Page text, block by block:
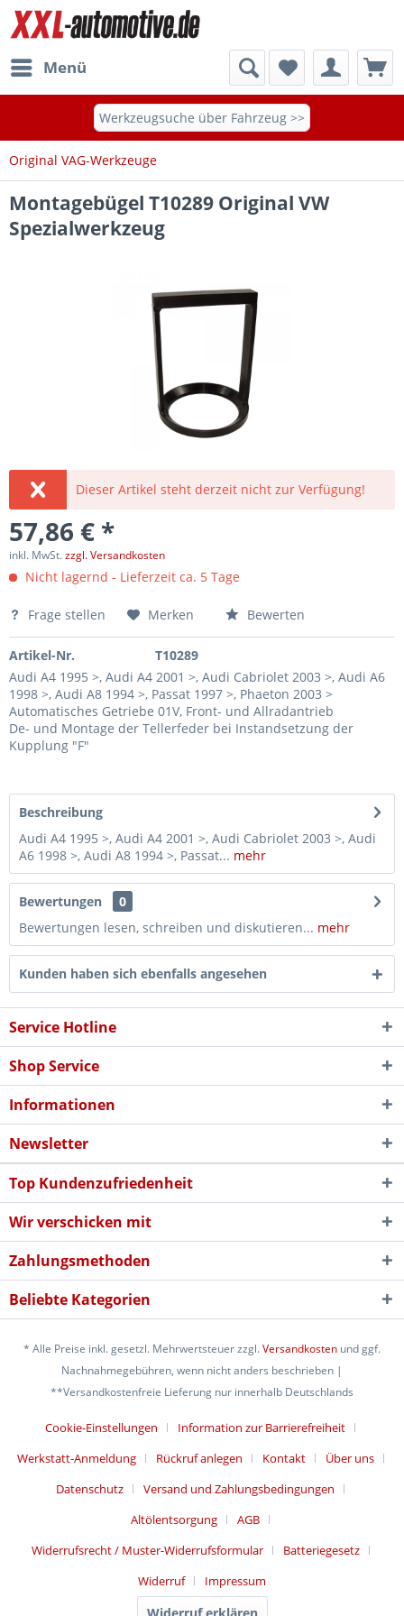
Menü
Werkzeugsuche über Fahrzeug >>
Original VAG-Werkzeuge
Montagebügel T10289 Original VW
Spezialwerkzeug
Dieser Artikel steht derzeit nicht zur Verfügung!
57,86 € *
inkl. MwSt.zzgl. Versandkosten
Nicht lagernd - Lieferzeit ca. 5 Tage
Frage stellen Merken Bewerten
Artikel-Nr.
T10289
Audi A4 1995 >, Audi A4 2001 >, Audi Cabriolet 2003 >, Audi A6
1998 >, Audi A8 1994 >, Passat 1997 >, Phaeton 2003 >
Automatisches Getriebe 01V, Front- und Allradantrieb
De- und Montage der Tellerfeder bei Instandsetzung der
Kupplung "F"
Beschreibung
Audi A4 1995 >, Audi A4 2001 >, Audi Cabriolet 2003 >, Audi
A6 1998 >, Audi A8 1994 >, Passat... mehr
Bewertungen
0
Bewertungen lesen, schreiben und diskutieren... mehr
Kunden haben sich ebenfalls angesehen
Service Hotline
Shop Service
Informationen
Newsletter
Top Kundenzufriedenheit
Wir verschicken mit
Zahlungsmethoden
Beliebte Kategorien
* Alle Preise inkl. gesetzl. Mehrwertsteuer zzgl.Versandkosten und ggf.
Nachnahmegebühren, wenn nicht anders beschrieben |
**Versandkostenfreie Lieferung nur innerhalb Deutschlands
Cookie-Einstellungen
Information zur Barrierefreiheit
Werkstatt-Anmeldung
Rückruf anlegen Kontakt
Über uns
Datenschutz
Versand und Zahlungsbedingungen
Altölentsorgung
AGB
Widerrufsrecht / Muster-Widerrufsformular
Batteriegesetz
Widerruf
Impressum